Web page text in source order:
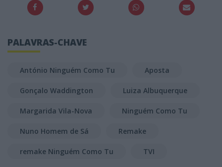
PALAVRAS-CHAVE
António Ninguém Como Tu Aposta
Gonçalo Waddington Luiza Albuquerque
Margarida Vila-Nova Ninguém Como Tu
Nuno Homem de Sá Remake
remake Ninguém Como Tu TVI